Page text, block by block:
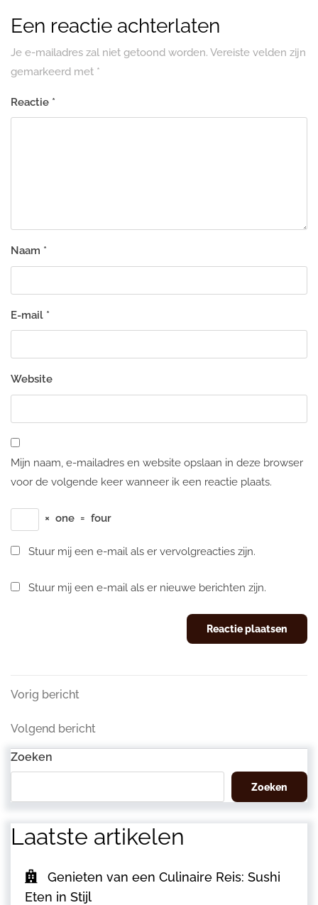
Een reactie achterlaten
Je e-mailadres zal niet getoond worden. Vereiste velden zijn
gemarkeerd met *
Reactie *
Naam *
E-mail *
Website
Mijn naam, e-mailadres en website opslaan in deze browser
voor de volgende keer wanneer ik een reactie plaats.
× one = four
Stuur mij een e-mail als er vervolgreacties zijn.
Stuur mij een e-mail als er nieuwe berichten zijn.
Berichtnavigatie
Vorig
Vorig bericht
Volgend
bericht
Volgend bericht
Zoeken
Zoeken
Laatste artikelen
Genieten van een Culinaire Reis: Sushi
Eten in Stijl